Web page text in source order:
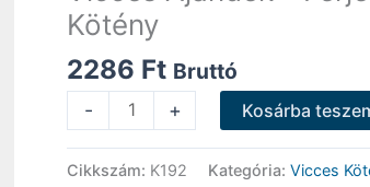
Kötény
2286 Ft Bruttó
-
Ajándék
+ Kosárba
Cikkszám: K192 Kategória: Vicces